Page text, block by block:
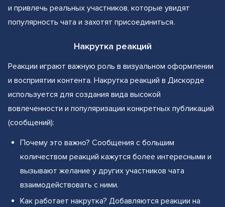
и привлечь реальных участников, которые увидят
популярность чата и захотят присоединиться.
Накрутка реакций
Реакции играют важную роль в визуальном оформлении
и восприятии контента. Накрутка реакций в Дискорде
используется для создания вида высокой
вовлеченности и популяризации конкретных публикаций
(сообщений):
Почему это важно? Сообщения с большим
количеством реакций кажутся более интересными и
вызывают желание у других участников чата
взаимодействовать с ними.
Как работает накрутка? Добавляются реакции на